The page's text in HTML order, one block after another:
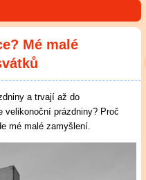
Mé malé
a trvají až do
velikonoční prázdniny? Proč
mé malé zamyšlení.